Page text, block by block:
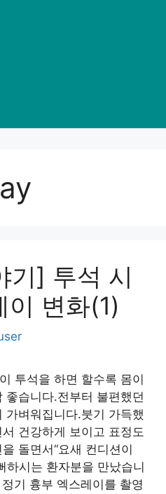
기] 투석 시
이 변화(1)
투석을 하면 할수록 몸이
좋습니다.전부터 불편했던
가벼워집니다.붓기 가득했
건강하게 보이고 표정도
돌면서“요새 컨디션이
하시는 환자분을 만났습니
기 흉부 엑스레이를 촬영